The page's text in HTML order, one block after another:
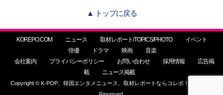
▲ トップに戻る
KOREPO.COM ニュース 取材レポート/TOPICS/PHOTO
イベント
俳優
ドラマ 映画
音楽
会社案内
プライバシーポリシー お問い合わせ 採用情報
広告掲
載
ニュース掲載
Copyright © K-POP、韓国エンタメニュース、取材レポートならコレポ！ All Rights